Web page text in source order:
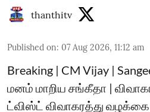
thanthitv
Published on: 07 Aug 2026, 11:12 am
Breaking | CM Vijay |
மனம் மாறிய சங்கீதா |
ட்விஸ்ட் விவாகரத்து